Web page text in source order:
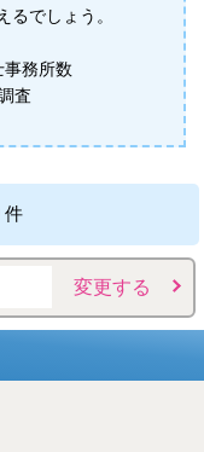
るでしょう。
務所数
査
件
変更する